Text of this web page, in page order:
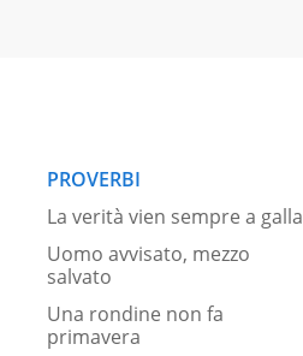
PROVERBI
La verità vien sempre a galla
Uomo avvisato, mezzo
salvato
Una rondine non fa
primavera